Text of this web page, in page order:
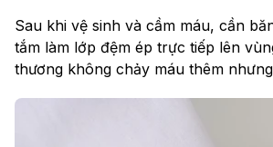
Sau khi vệ sinh và cầm máu, cần
tắm làm lớp đệm ép trực tiếp lên
thương không chảy máu thêm